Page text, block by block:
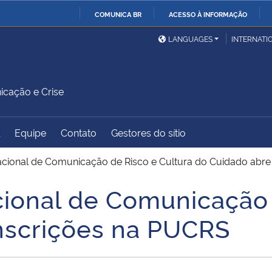
COMUNICA BR ACESSO À INFORMAÇÃO
Ministério da Defesa
Ministério das Relações
Exteriores
Ministério do
Desenvolvimento Regional
Controladoria-Geral da
Advocacia-Geral da União Banco Central do Brasil
LANGUAGES
e Crise
Equipe Contato Gestores do sítio
de Comunicação de Risco e Cultura do Cuidado abre
de
na PUCRS